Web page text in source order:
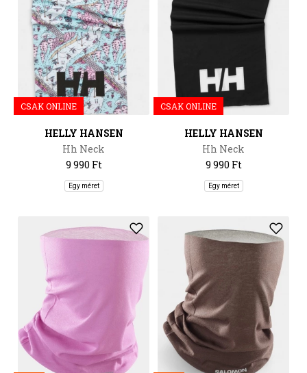
CSAK ONLINE
HELLY HANSEN
Hh Neck
9 990 Ft
Egy méret
CSAK ONLINE
HELLY HANSEN
Hh Neck
9 990 Ft
Egy méret